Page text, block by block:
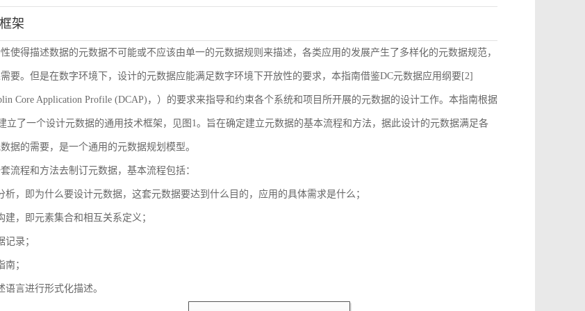
架
使得描述数据的元数据不可能或不应该由单一的元数据规则来描述，各类应用的发展产生了多样化的元数据规范，
要。但是在数字环境下，设计的元数据应能满足数字环境下开放性的要求，本指南借鉴DC元数据应用纲要[2]
Core Application Profile (DCAP)，）的要求来指导和约束各个系统和项目所开展的元数据的设计工作。本指南根据
立了一个设计元数据的通用技术框架，见图1。旨在确定建立元数据的基本流程和方法，据此设计的元数据满足各
据的需要，是一个通用的元数据规划模型。
流程和方法去制订元数据，基本流程包括：
析，即为什么要设计元数据，这套元数据要达到什么目的，应用的具体需求是什么；
建，即元素集合和相互关系定义；
记录；
南；
语言进行形式化描述。